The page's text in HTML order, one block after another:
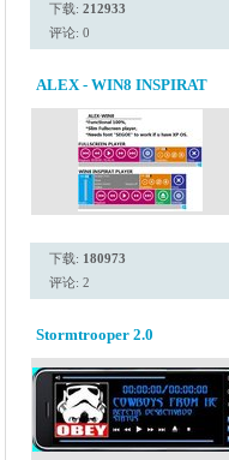
下载: 212933
评论: 0
ALEX - WIN8 INSPIRAT
下载: 180973
评论: 2
Stormtrooper 2.0